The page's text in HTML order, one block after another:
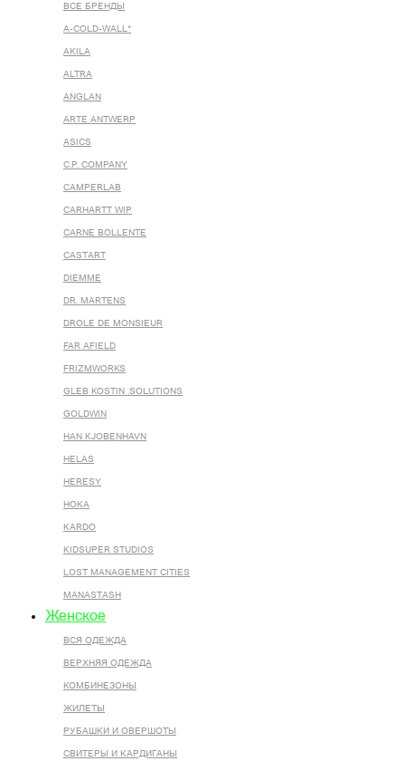
ВСЕ БРЕНДЫ
A-COLD-WALL*
AKILA
ALTRA
ANGLAN
ARTE ANTWERP
ASICS
C.P. COMPANY
CAMPERLAB
CARHARTT WIP
CARNE BOLLENTE
CASTART
DIEMME
DR. MARTENS
DROLE DE MONSIEUR
FAR AFIELD
FRIZMWORKS
GLEB KOSTIN .SOLUTIONS
GOLDWIN
HAN KJOBENHAVN
HELAS
HERESY
HOKA
KARDO
KIDSUPER STUDIOS
LOST MANAGEMENT CITIES
MANASTASH
Женское
ВСЯ ОДЕЖДА
ВЕРХНЯЯ ОДЕЖДА
КОМБИНЕЗОНЫ
ЖИЛЕТЫ
РУБАШКИ И ОВЕРШОТЫ
СВИТЕРЫ И КАРДИГАНЫ